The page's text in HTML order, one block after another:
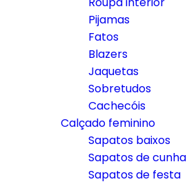
Pijamas
Fatos
Blazers
Jaquetas
Sobretudos
Cachecóis
Calçado feminino
Sapatos baixos
Sapatos de cunha
Sapatos de festa